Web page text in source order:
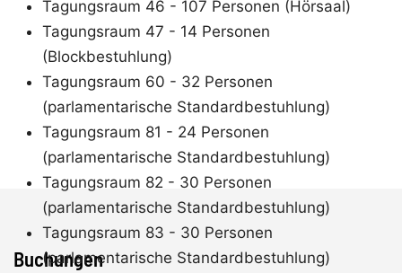
Tagungsraum 46 - 107 Personen (Hörsaal)
Tagungsraum 47 - 14 Personen
(Blockbestuhlung)
Tagungsraum 60 - 32 Personen
(parlamentarische Standardbestuhlung)
Tagungsraum 81 - 24 Personen
(parlamentarische Standardbestuhlung)
Tagungsraum 82 - 30 Personen
(parlamentarische Standardbestuhlung)
Tagungsraum 83 - 30 Personen
(parlamentarische Standardbestuhlung)
Buchungen